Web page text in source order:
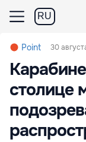
RU
Point 30
столице